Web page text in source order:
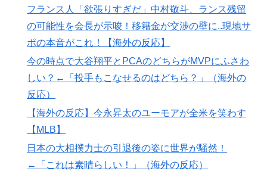
▶
海外「コーヒー1杯が6ドルって何なんだ、レシートを二
度見した」値上げで買うのをやめたもの…
▶ 韓国人「日本でヤバい作品ばかりアニメ化してて心配に
なる…」
▶
海外「StumbleUponが恋しいんじゃない、あの頃のネッ
トが面白すぎたんだ」1995〜2010年の消えたサイトの
韓国人「猛暑で〇〇も疲れ果てた…〇〇の個体数が急
米：トランプ大統領、「敵性外国人」による「米国籍目
フランス人「欲張りすぎだ」中村敬斗、ランス残留
の可能性を会長が示唆！移籍金が交渉の壁に..現地サ
ポの本音がこれ！【海外の反応】
今の時点で大谷翔平とPCAのどちらがMVPにふさわ
しい？←「投手もこなせるのはどちら？」（海外の
反応）
【海外の反応】今永昇太のユーモアが全米を笑わす
【MLB】
日本の大相撲力士の引退後の姿に世界が騒然！
←「これは素晴らしい！」（海外の反応）